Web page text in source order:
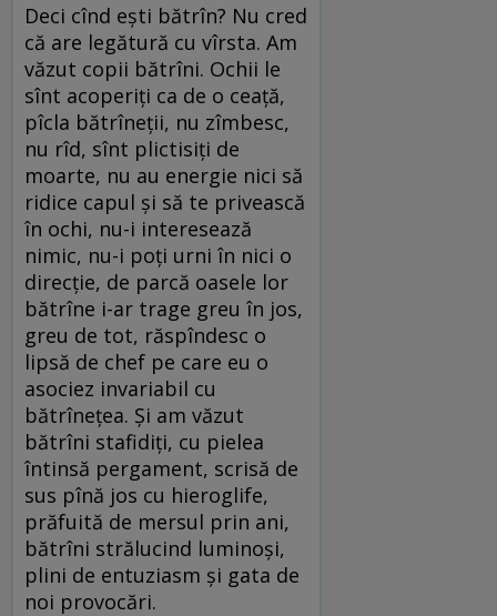
Deci cînd ești bătrîn? Nu cred
că are legătură cu vîrsta. Am
văzut copii bătrîni. Ochii le
sînt acoperiți ca de o ceață,
pîcla bătrîneții, nu zîmbesc,
nu rîd, sînt plictisiți de
moarte, nu au energie nici să
ridice capul și să te privească
în ochi, nu-i interesează
nimic, nu-i poți urni în nici o
direcție, de parcă oasele lor
bătrîne i-ar trage greu în jos,
greu de tot, răspîndesc o
lipsă de chef pe care eu o
asociez invariabil cu
bătrînețea. Și am văzut
bătrîni stafidiți, cu pielea
întinsă pergament, scrisă de
sus pînă jos cu hieroglife,
prăfuită de mersul prin ani,
bătrîni strălucind luminoși,
plini de entuziasm și gata de
noi provocări.